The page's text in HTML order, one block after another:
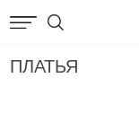
ПЛАТЬЯ